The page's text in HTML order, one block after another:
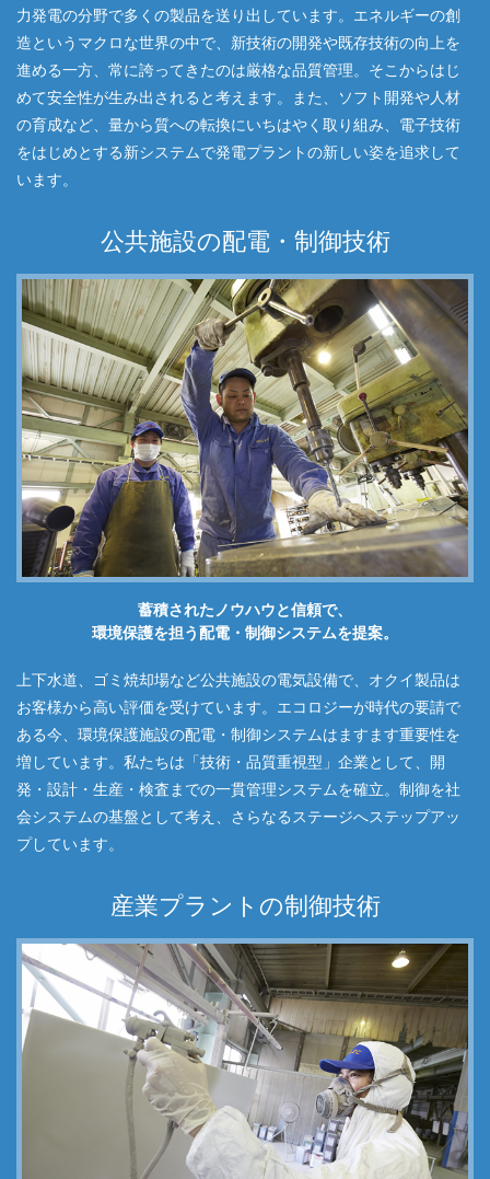
力発電の分野で多くの製品を送り出しています。エネルギーの創
造というマクロな世界の中で、新技術の開発や既存技術の向上を
進める一方、常に誇ってきたのは厳格な品質管理。そこからはじ
めて安全性が生み出されると考えます。また、ソフト開発や人材
の育成など、量から質への転換にいちはやく取り組み、電子技術
をはじめとする新システムで発電プラントの新しい姿を追求して
います。
公共施設の配電・制御技術
蓄積されたノウハウと信頼で、
環境保護を担う配電・制御システムを提案。
上下水道、ゴミ焼却場など公共施設の電気設備で、オクイ製品は
お客様から高い評価を受けています。エコロジーが時代の要請で
ある今、環境保護施設の配電・制御システムはますます重要性を
増しています。私たちは「技術・品質重視型」企業として、開
発・設計・生産・検査までの一貫管理システムを確立。制御を社
会システムの基盤として考え、さらなるステージへステップアッ
プしています。
産業プラントの制御技術